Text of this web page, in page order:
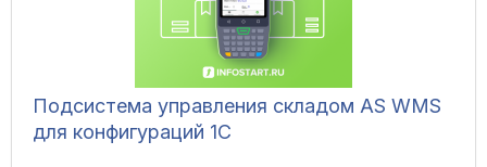
Подсистема управления складом AS WMS
для конфигураций 1С